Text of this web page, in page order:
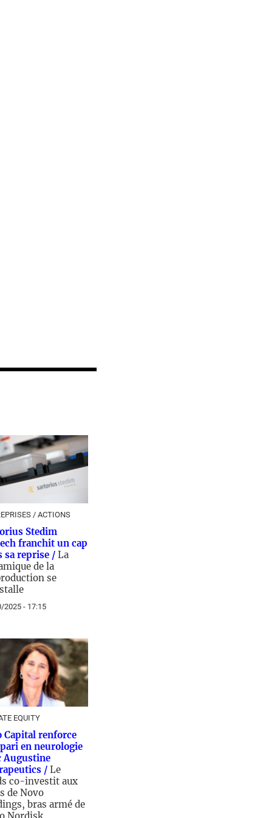
/ ACTIONS
Stedim
franchit un cap
sa reprise / La
de la
se
2025 - 17:15
EQUITY
Capital renforce
en neurologie
Augustine
/ Le
co-investit aux
de Novo
bras armé de